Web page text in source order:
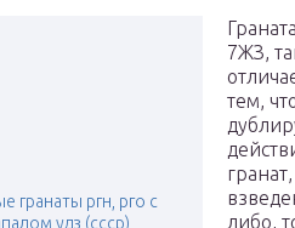
гранаты ргн, рго с
удз (ссср)
7ЖЗ,
тем,
либо,